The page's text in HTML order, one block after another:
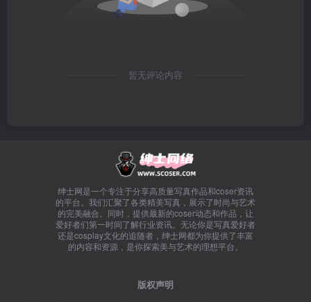
暂无评论内容
绅士网是一个专注于分享高质量写真作品和coser资讯
的平台。我们汇聚了各类精美写真，展示了时尚与艺术
的完美融合。同时，提供最新的coser动态和作品，让
爱好者们第一时间了解行业资讯。无论你是写真爱好者
还是cosplay文化的追随者，绅士网都为你提供了丰富
的内容和资源，是你探索美与艺术的理想平台。
版权声明